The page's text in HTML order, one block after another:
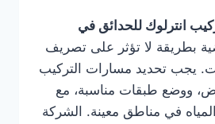
انترلوك للحدائق في
بطريقة لا تؤثر على تصريف
يجب تحديد مسارات التركيب
ووضع طبقات مناسبة، مع
في مناطق معينة. الشركة